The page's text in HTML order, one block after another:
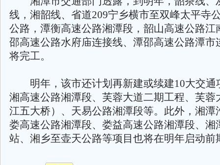
线，湘韶线、省道209宁乡横市至双峰太平寺
公路，潭衡高速公路湘潭段，韶山高速公路江
邵高速公路水府庙连接线、潭邵高速公路潭市
将完工。
明年，该市还计划再新建或续建10大交通
湘高速公路湘潭段、芙蓉大道二期工程、芙蓉
江五大桥）、天易公路湘潭段等。此外，湘潭
娄高速公路湘潭段、娄益高速公路湘潭段、湘
站、湘乡至壶天公路等项目也将在明年启动前